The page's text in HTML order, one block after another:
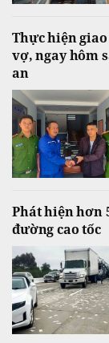
Thực hiện
vợ, ngay hôm
an
Phát hiện hơn
đường cao tốc